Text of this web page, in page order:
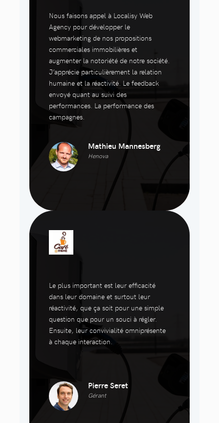
Nous faisons appel à Localisy Web
Agency pour développer le
webmarketing de nos propositions
commerciales immobilières et
augmenter la notoriété de notre société.
J’apprécie particulièrement la relation
humaine et la réactivité. Le feedback
envoyé quant au suivi des
performances. La performance des
campagnes.
Mathieu Mannesberg
Henova
Le plus important est leur efficacité
dans leur domaine et surtout leur
réactivité, que ça soit pour une simple
question que pour un souci à régler.
Ensuite, leur convivialité omniprésente
à chaque interaction.
Pierre Seret
Gérant